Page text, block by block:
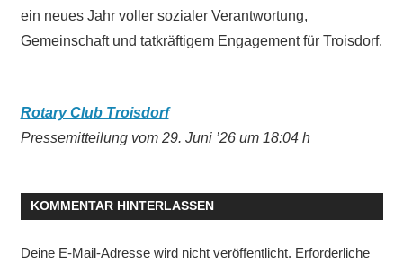
ein neues Jahr voller sozialer Verantwortung,
Gemeinschaft und tatkräftigem Engagement für Troisdorf.
Rotary Club Troisdorf
Pressemitteilung vom 29. Juni ’26 um 18:04 h
KOMMENTAR HINTERLASSEN
Deine E-Mail-Adresse wird nicht veröffentlicht. Erforderliche